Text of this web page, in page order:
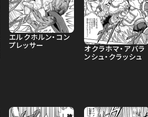
エルクホルン・コン
プレッサー
オクラホマ・アバラ
ンシュ・クラッシュ